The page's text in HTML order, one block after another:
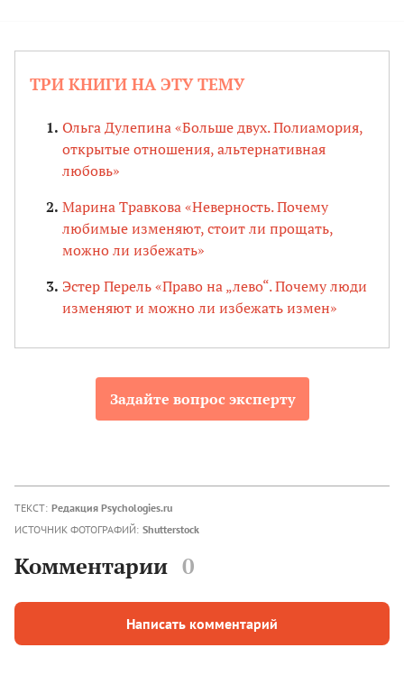
ТРИ КНИГИ НА ЭТУ ТЕМУ
Ольга Дулепина «Больше двух. Полиамория,
открытые отношения, альтернативная
любовь»
Марина Травкова «Неверность. Почему
любимые изменяют, стоит ли прощать,
можно ли избежать»
Эстер Перель «Право на „лево“. Почему люди
изменяют и можно ли избежать измен»
Задайте вопрос эксперту
ТЕКСТ: Редакция Psychologies.ru
ИСТОЧНИК ФОТОГРАФИЙ: Shutterstock
Комментарии 0
Написать комментарий